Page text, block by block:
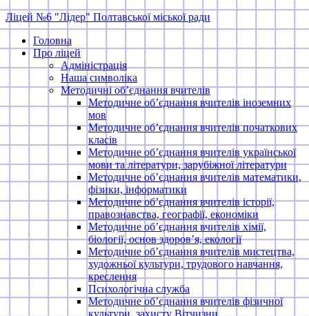
Skip
to
content
Ліцей №6 "Лідер" Полтавської міської ради
Головна
Про ліцей
Адміністрація
Наша символіка
Методичні об’єднання вчителів
Методичне об’єднання вчителів іноземних
мов
Методичне об’єднання вчителів початкових
класів
Методичне об’єднання вчителів української
мови та літератури, зарубіжної літератури
Методичне об’єднання вчителів математики,
фізики, інформатики
Методичне об’єднання вчителів історії,
правознавства, географії, економіки
Методичне об’єднання вчителів хімії,
біології, основ здоров’я, екології
Методичне об’єднання вчителів мистецтва,
художньої культури, трудового навчання,
креслення
Психологічна служба
Методичне об’єднання вчителів фізичної
культури, захисту Вітчизни